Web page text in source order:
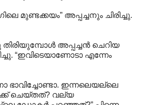
മുണ്ടക്കയം” അപ്പച്ചനും ചിരിച്ചു.
അപ്പച്ചൻ ചെറിയ
“ഇവിടെയാണോടാ എന്നേം
ഭാവിച്ചോണ്ടാ. ഇന്നലെയല്ലെ
ചെയ്തത്? വല്യ